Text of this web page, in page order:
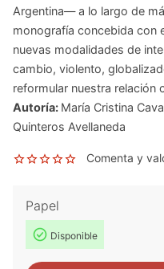
Argentina— a lo largo de
monografía concebida con
nuevas modalidades de
cambio, violento,
reformular nuestra relación
Autoría: María Cristina
Quinteros Avellaneda
Comenta y
Papel
Disponible